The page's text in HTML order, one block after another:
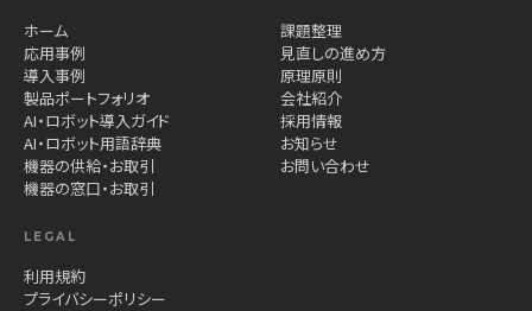
ホーム
応用事例
導入事例
製品ポートフォリオ
AI・ロボット導入ガイド
AI・ロボット用語辞典
機器の供給・お取引
機器の窓口・お取引
課題整理
見直しの進め方
原理原則
会社紹介
採用情報
お知らせ
お問い合わせ
LEGAL
利用規約
プライバシーポリシー